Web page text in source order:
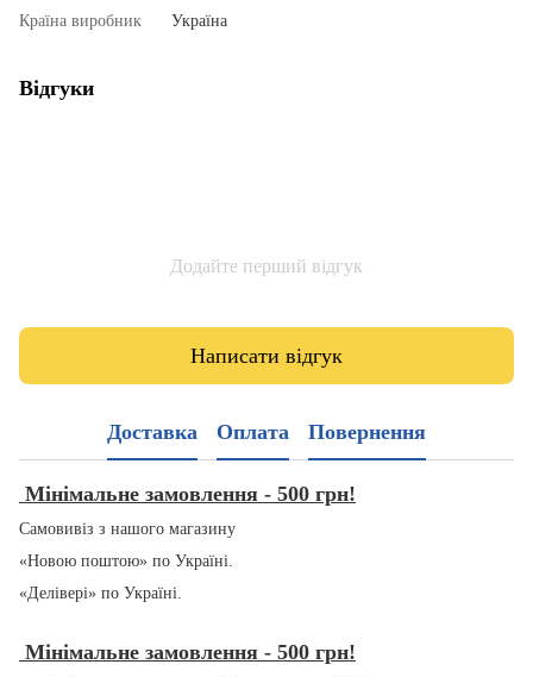
Країна виробник Україна
Відгуки
Додайте перший відгук
Написати відгук
Доставка Оплата Повернення
Мінімальне замовлення - 500 грн!
Самовивіз з нашого магазину
«Новою поштою» по Україні.
«Делівері» по Україні.
Мінімальне замовлення - 500 грн!